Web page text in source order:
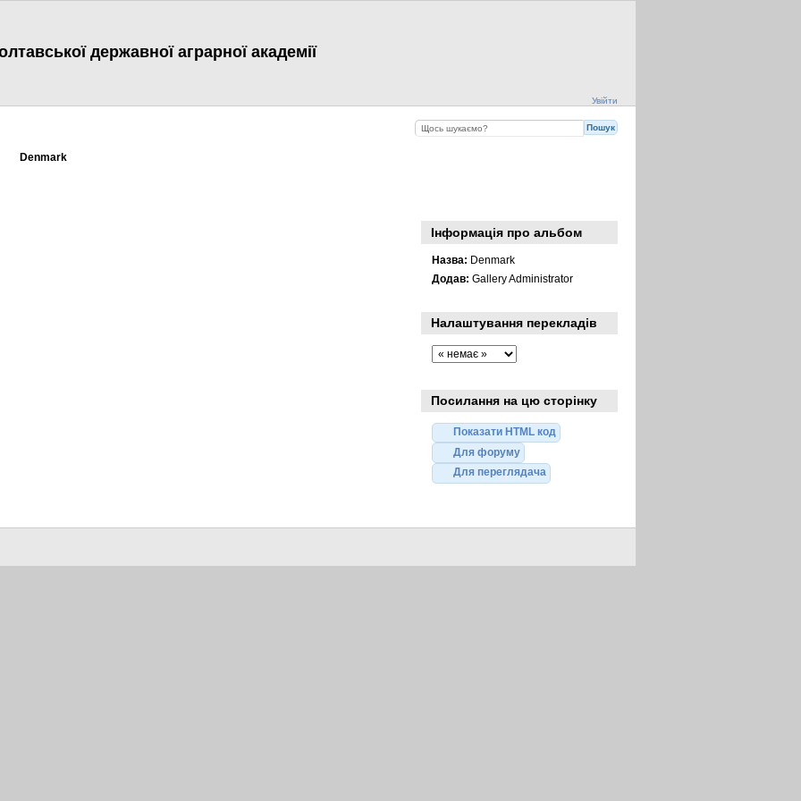
державної аграрної академії
Увійти
Denmark
Інформація про альбом
Назва: Denmark
Додав: Gallery Administrator
Налаштування перекладів
Посилання на цю сторінку
Показати HTML код
Для форуму
Для переглядача